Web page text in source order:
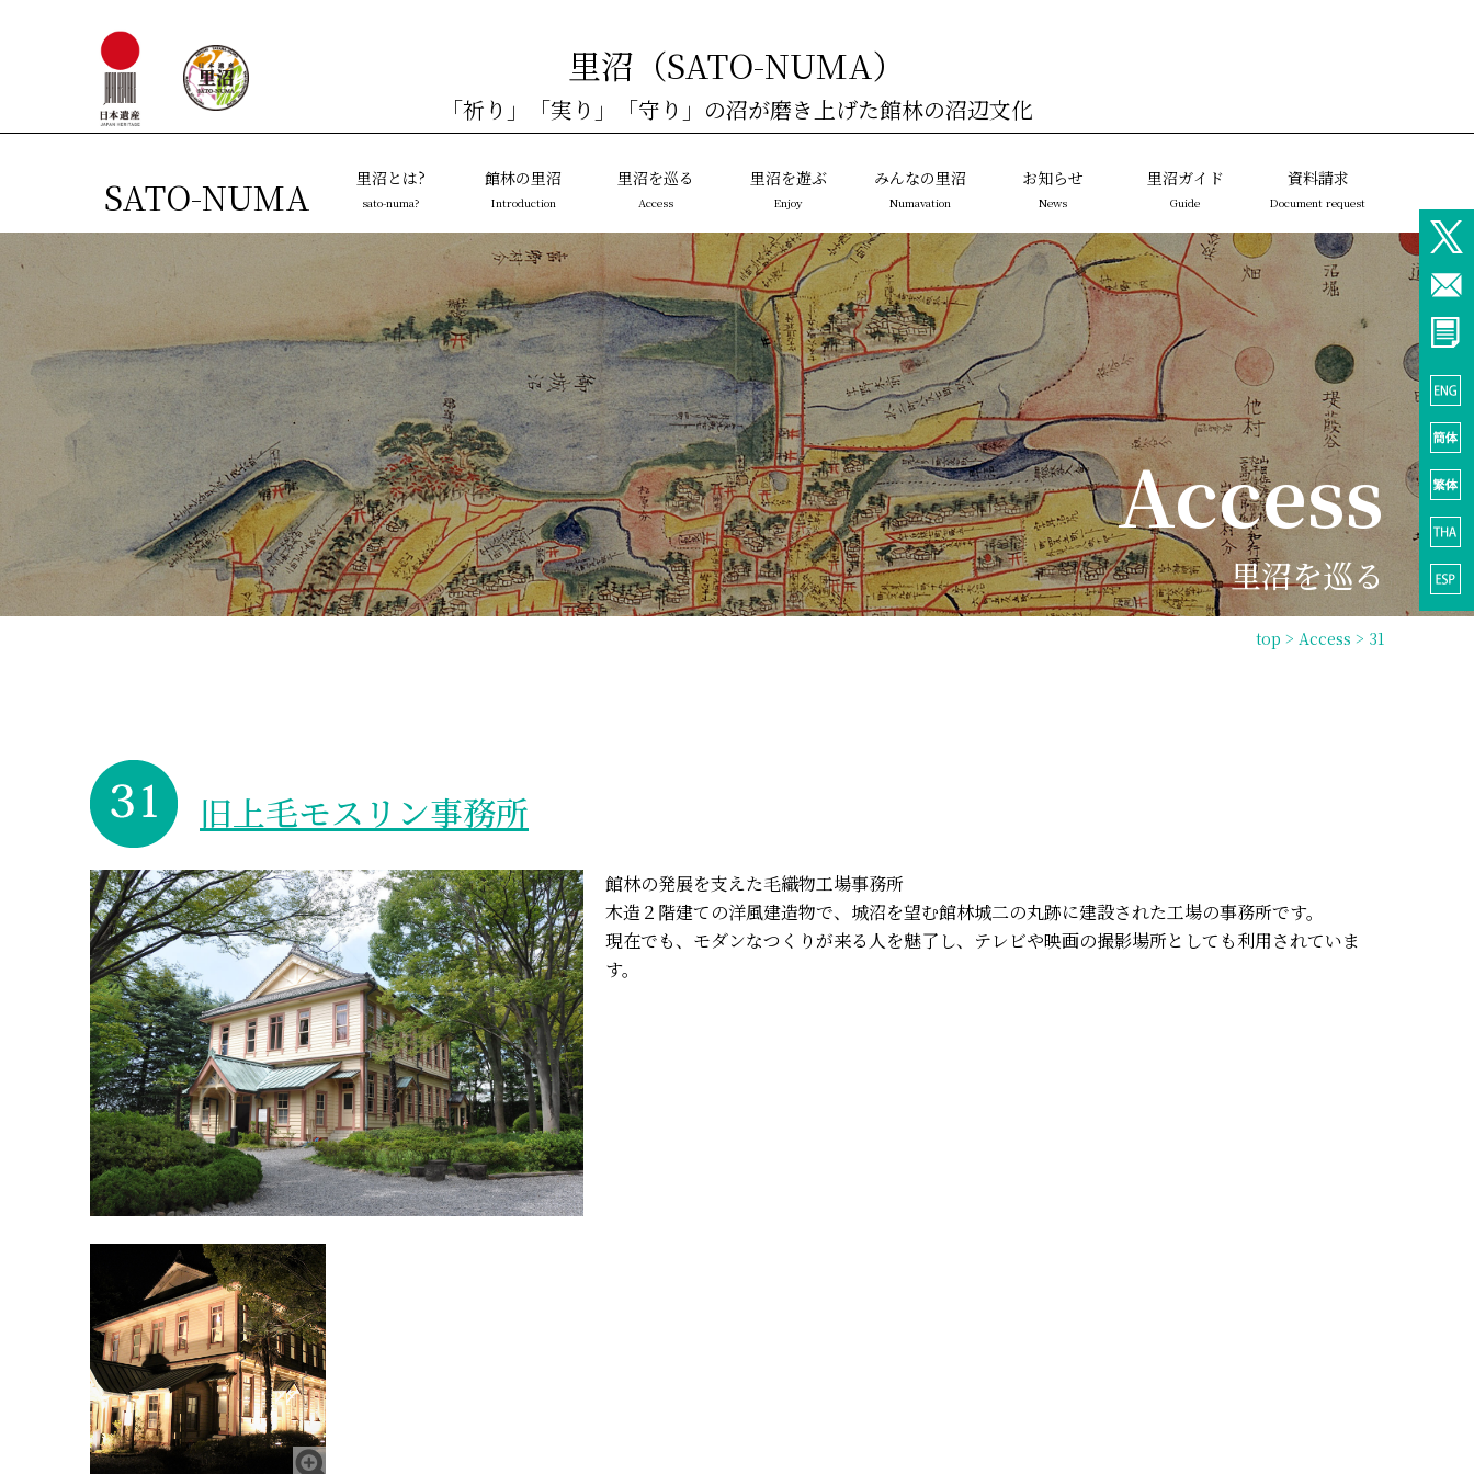
里沼（SATO-NUMA）
「祈り」「実り」「守り」の沼が磨き上げた館林の沼辺文化
SATO-NUMA 里沼とは?
sato-numa?
館林の里沼
Introduction
里沼を巡る
Access
里沼を遊ぶ
Enjoy
みんなの里沼
Numavation
お知らせ
News
里沼ガイド
Guide
資料請求
Document request
Access
里沼を巡る
top > Access > 31
旧上毛モスリン事務所
館林の発展を支えた毛織物工場事務所
木造２階建ての洋風建造物で、城沼を望む館林城二の丸跡に建設された工場の事務所です。
現在でも、モダンなつくりが来る人を魅了し、テレビや映画の撮影場所としても利用されていま
す。